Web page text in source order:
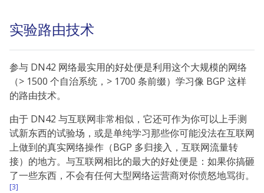
实验路由技术
参与 DN42 网络最实用的好处便是利用这个大规模的网络
（> 1500 个自治系统，> 1700 条前缀）学习像 BGP 这样
的路由技术。
由于 DN42 与互联网非常相似，它还可作为你可以上手测
试新东西的试验场，或是单纯学习那些你可能没法在互联网
上做到的真实网络操作（BGP 多归接入，互联网流量转
接）的地方。与互联网相比的最大的好处便是：如果你搞砸
了一些东西，不会有任何大型网络运营商对你愤怒地骂街。
[3]